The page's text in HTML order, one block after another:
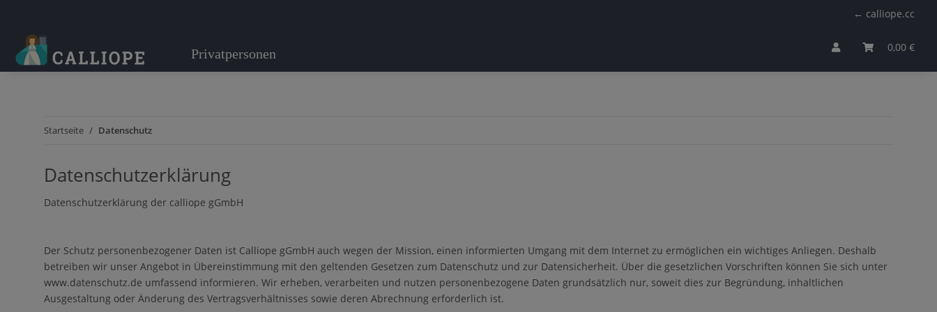
← calliope.cc
0,00 €
Privatpersonen
Startseite Datenschutz
Datenschutzerklärung
Datenschutzerklärung der calliope gGmbH
Der Schutz personenbezogener Daten ist Calliope gGmbH auch wegen der Mission, einen informierten Umgang mit dem Internet zu ermöglichen ein wichtiges Anliegen. Deshalb
betreiben wir unser Angebot in Übereinstimmung mit den geltenden Gesetzen zum Datenschutz und zur Datensicherheit. Über die gesetzlichen Vorschriften können Sie sich unter
www.datenschutz.de umfassend informieren. Wir erheben, verarbeiten und nutzen personenbezogene Daten grundsätzlich nur, soweit dies zur Begründung, inhaltlichen
Ausgestaltung oder Änderung des Vertragsverhältnisses sowie deren Abrechnung erforderlich ist.